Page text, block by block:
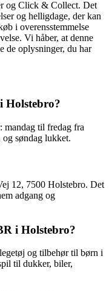
og Click & Collect. Det
og helligdage, der kan
i overensstemmelse
Vi håber, at denne
de oplysninger, du har
Holstebro?
mandag til fredag fra
søndag lukket.
12, 7500 Holstebro. Det
adgang og
i Holstebro?
og tilbehør til børn i
til dukker, biler,